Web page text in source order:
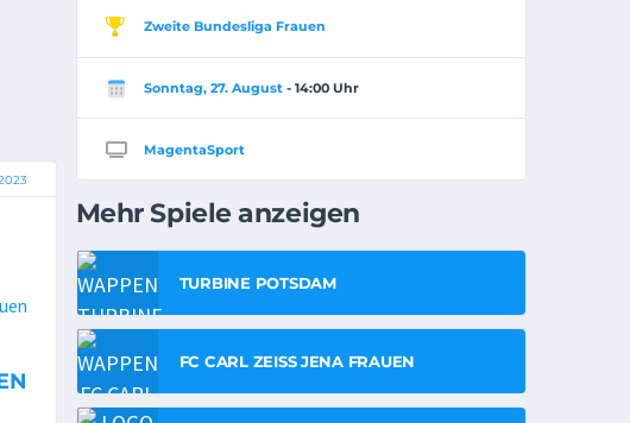
Zweite Bundesliga Frauen
Sonntag, 27. August- 14:00 Uhr
MagentaSport
Mehr Spiele anzeigen
TURBINE POTSDAM
FC CARL ZEISS JENA FRAUEN